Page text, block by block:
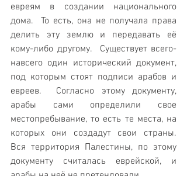
евреям в создании национального
дома.  То есть, она не получала права
делить эту землю и передавать её
кому-либо другому.  Существует всего-
навсего один исторический документ,
под которым стоят подписи арабов и
евреев.  Согласно этому документу,
арабы сами определили свое
местопребывание, то есть те места, на
которых они создадут свои страны.
Вся территория Палестины, по этому
документу считалась еврейской, и